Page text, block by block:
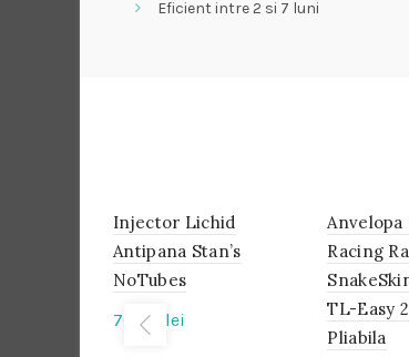
Eficient intre 2 si 7 luni
IN
STOC
Injector Lichid
Antipana Stan’s
NoTubes
70,00 lei
IN
STOC
Anvelopa
Racing
TL-Easy
Pliabila